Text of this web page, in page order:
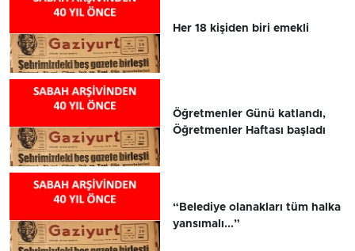
Her 18 kişiden biri emekli
Öğretmenler Günü katlandı,
Öğretmenler Haftası başladı
“Belediye olanakları tüm halka
yansımalı...”